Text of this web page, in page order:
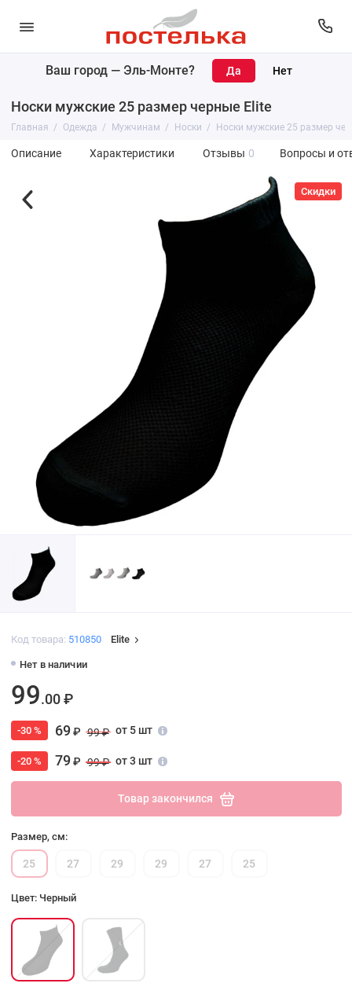
Ваш город — Эль-Монте?
Носки мужские 25 размер черные Elite
Главная Одежда Мужчинам Носки Носки мужские 25 размер
Описание Характеристики Отзывы 0 Вопросы и
Скидки
Код товара: 510850 Elite
Нет в наличии
99.00 ₽
-30 % 69₽ 99 ₽ от 5 шт
-20 % 79₽ 99 ₽ от 3 шт
Товар закончился
Размер, см:
25 27 29 29 27 25
Цвет: Черный